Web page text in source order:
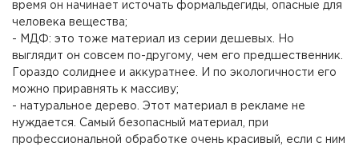
время он начинает источать формальдегиды, опасные для
человека вещества;
- МДФ: это тоже материал из серии дешевых. Но
выглядит он совсем по-другому, чем его предшественник.
Гораздо солиднее и аккуратнее. И по экологичности его
можно приравнять к массиву;
- натуральное дерево. Этот материал в рекламе не
нуждается. Самый безопасный материал, при
профессиональной обработке очень красивый, если с ним